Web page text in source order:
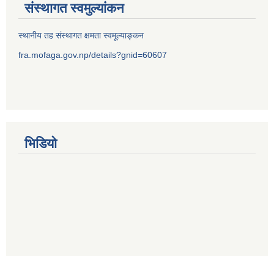
संस्थागत स्वमुल्यांकन
स्थानीय तह संस्थागत क्षमता स्वमूल्याङ्कन
fra.mofaga.gov.np/details?gnid=60607
भिडियो